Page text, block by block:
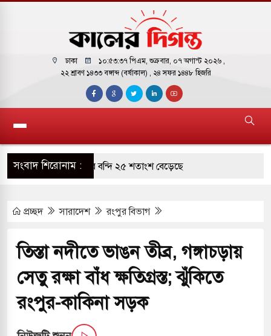
ঢাকা ১০:৫৩:৩৮ পিএম, শুক্রবার, ০৭ অগাস্ট ২০২৬ ,
২২ শ্রাবণ ১৪৩৩ বঙ্গাব্দ (বর্ষাকাল) , ২৪ সফর ১৪৪৮ হিজরি
সংবাদ শিরোনাম :
দক্ষিণ কোরিয়ার বন্দি ২৫ শতাংশ বেড়েছে
জুমার বয়ান ও নামাজ পড়াবেন দেওবন্দের
ছাড়লেন জনপ্রিয় ভারতীয় সাংবাদিক ময়ূখ রঞ্জন
প্রচ্ছদ সারাদেশ রংপুর বিভাগ
তিস্তা নদীতে ভাঙন তীব্র, গঙ্গাচড়ায়
সেতু রক্ষা বাঁধ ক্ষতিগ্রস্ত; ঝুঁকিতে
রংপুর-কাকিনা সড়ক